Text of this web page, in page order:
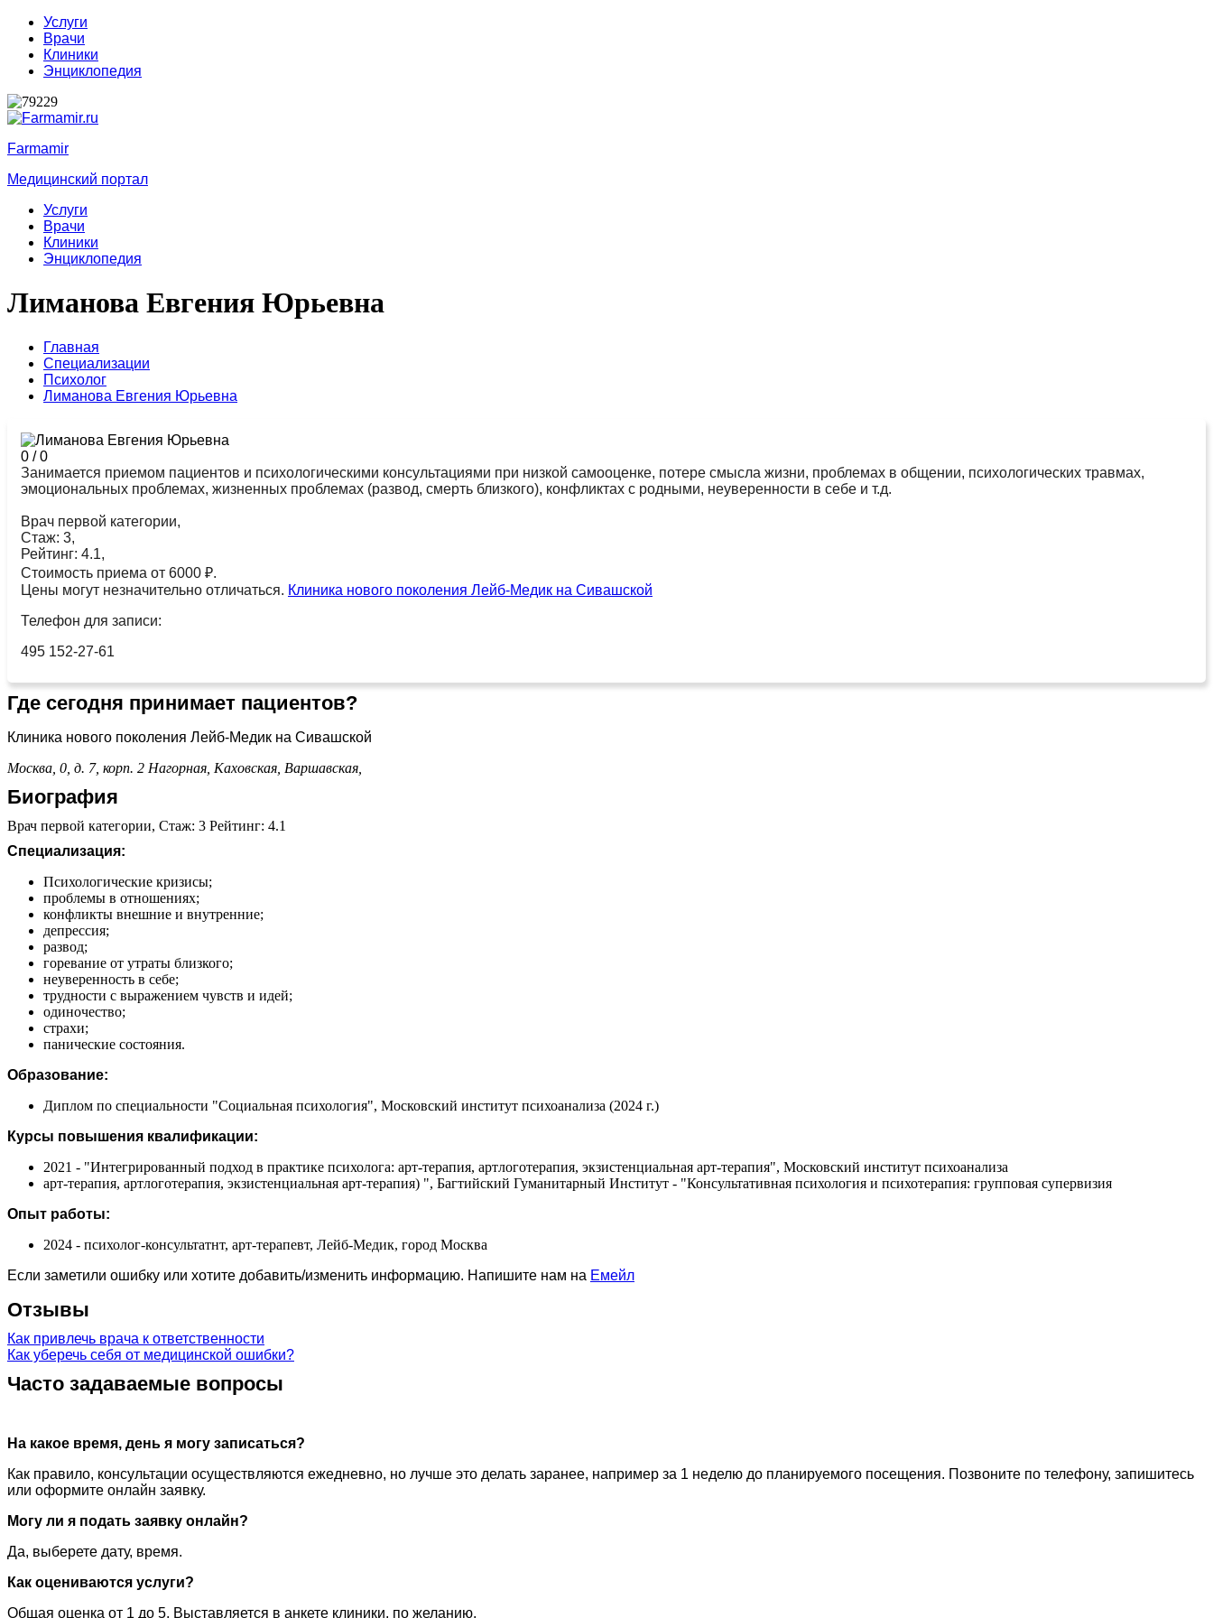
Услуги
Врачи
Клиники
Энциклопедия
Farmamir
Медицинский портал
Услуги
Врачи
Клиники
Энциклопедия
Лиманова Евгения Юрьевна
Главная
Специализации
Психолог
Лиманова Евгения Юрьевна
0 /0
Занимается приемом пациентов и психологическими консультациями при низкой самооценке, потере смысла жизни, проблемах в общении, психологических травмах,
эмоциональных проблемах, жизненных проблемах (развод, смерть близкого), конфликтах с родными, неуверенности в себе и т.д.
Врач первой категории,
Стаж: 3,
Рейтинг: 4.1,
Стоимость приема от 6000 ₽.
Цены могут незначительно отличаться. Клиника нового поколения Лейб-Медик на Сивашской
Телефон для записи:
495 152-27-61
Где сегодня принимает пациентов?
Клиника нового поколения Лейб-Медик на Сивашской
Москва, 0, д. 7, корп. 2 Нагорная, Каховская, Варшавская,
Биография
Врач первой категории, Стаж: 3 Рейтинг: 4.1
Специализация:
Психологические кризисы;
проблемы в отношениях;
конфликты внешние и внутренние;
депрессия;
развод;
горевание от утраты близкого;
неуверенность в себе;
трудности с выражением чувств и идей;
одиночество;
страхи;
панические состояния.
Образование:
Диплом по специальности "Социальная психология", Московский институт психоанализа (2024 г.)
Курсы повышения квалификации:
2021 - "Интегрированный подход в практике психолога: арт-терапия, артлоготерапия, экзистенциальная арт-терапия", Московский институт психоанализа
арт-терапия, артлоготерапия, экзистенциальная арт-терапия) ", Багтийский Гуманитарный Институт - "Консультативная психология и психотерапия: групповая супервизия
Опыт работы:
2024 - психолог-консультатнт, арт-терапевт, Лейб-Медик, город Москва
Если заметили ошибку или хотите добавить/изменить информацию. Напишите нам на Емейл
Отзывы
Как привлечь врача к ответственности
Как уберечь себя от медицинской ошибки?
Часто задаваемые вопросы
На какое время, день я могу записаться?
Как правило, консультации осуществляются ежедневно, но лучше это делать заранее, например за 1 неделю до планируемого посещения. Позвоните по телефону, запишитесь
или оформите онлайн заявку.
Могу ли я подать заявку онлайн?
Да, выберете дату, время.
Как оцениваются услуги?
Общая оценка от 1 до 5. Выставляется в анкете клиники, по желанию.